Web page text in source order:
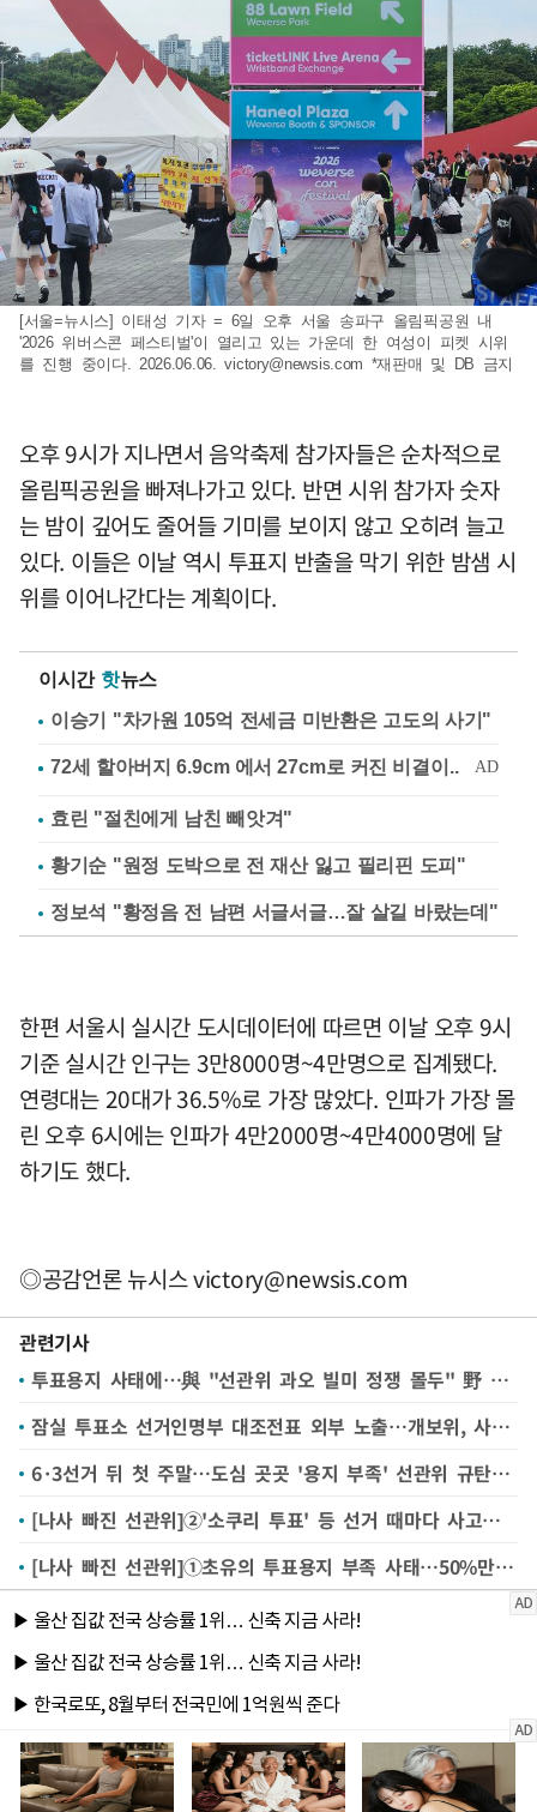
[서울=뉴시스] 이태성 기자 = 6일 오후 서울 송파구 올림픽공원 내
'2026 위버스콘 페스티벌'이 열리고 있는 가운데 한 여성이 피켓 시위
를 진행 중이다. 2026.06.06.victory@newsis.com *재판매 및 DB 금지
오후 9시가 지나면서 음악축제 참가자들은 순차적으로
올림픽공원을 빠져나가고 있다. 반면 시위 참가자 숫자
는 밤이 깊어도 줄어들 기미를 보이지 않고 오히려 늘고
있다. 이들은 이날 역시 투표지 반출을 막기 위한 밤샘 시
위를 이어나간다는 계획이다.
이시간 핫뉴스
이승기 "차가원 105억 전세금 미반환은 고도의 사기"
효린 "절친에게 남친 빼앗겨"
황기순 "원정 도박으로 전 재산 잃고 필리핀 도피"
정보석 "황정음 전 남편 서글서글…잘 살길 바랐는데"
한편 서울시 실시간 도시데이터에 따르면 이날 오후 9시
기준 실시간 인구는 3만8000명~4만명으로 집계됐다.
연령대는 20대가 36.5%로 가장 많았다. 인파가 가장 몰
린 오후 6시에는 인파가 4만2000명~4만4000명에 달
하기도 했다.
◎공감언론 뉴시스victory@newsis.com
관련기사
투표용지 사태에…與 "선관위 과오 빌미 정쟁 몰두" 野 "정권 종말 불러올 것"
잠실 투표소 선거인명부 대조전표 외부 노출…개보위, 사실관계 조사
6·3선거 뒤 첫 주말…도심 곳곳 '용지 부족' 선관위 규탄 집회(종합)
[나사 빠진 선관위]②'소쿠리 투표' 등 선거 때마다 사고…부실 관리로 선거 불신 자초
[나사 빠진 선관위]①초유의 투표용지 부족 사태…50%만 준비해놓고 분배 시스템도 주먹구구